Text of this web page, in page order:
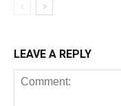
LEAVE A REPLY